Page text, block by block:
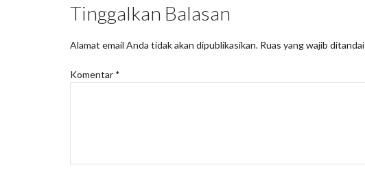
Tinggalkan Balasan
Alamat email Anda tidak akan dipublikasikan. Ruas yang wajib ditandai
Komentar *